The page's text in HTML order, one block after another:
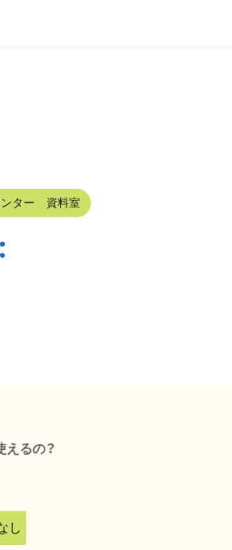
ンター 資料室
えるの？
し